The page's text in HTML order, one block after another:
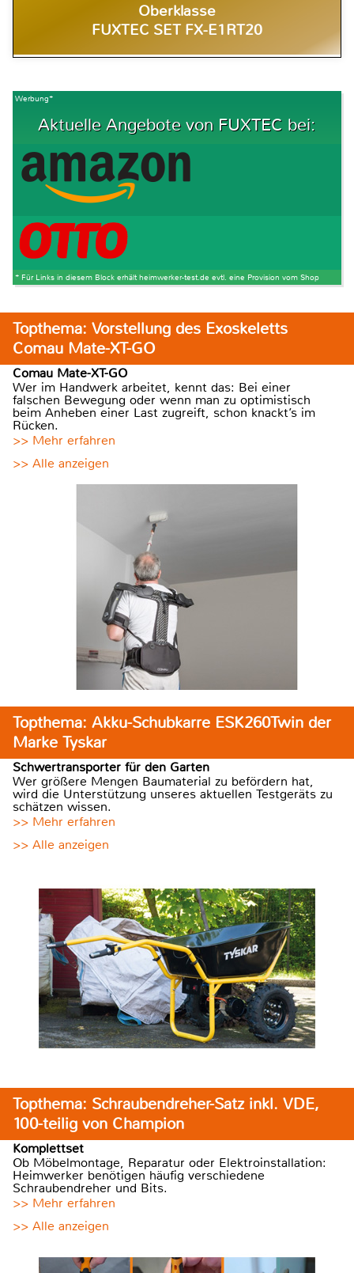
Oberklasse
FUXTEC SET FX-E1RT20
Werbung*
Aktuelle Angebote von FUXTEC bei:
* Für Links in diesem Block erhält heimwerker-test.de evtl. eine Provision vom Shop
Topthema: Vorstellung des Exoskeletts
Comau Mate-XT-GO
Comau Mate-XT-GO
Wer im Handwerk arbeitet, kennt das: Bei einer
falschen Bewegung oder wenn man zu optimistisch
beim Anheben einer Last zugreift, schon knackt’s im
Rücken.
>> Mehr erfahren
>> Alle anzeigen
Topthema: Akku-Schubkarre ESK260Twin der
Marke Tyskar
Schwertransporter für den Garten
Wer größere Mengen Baumaterial zu befördern hat,
wird die Unterstützung unseres aktuellen Testgeräts zu
schätzen wissen.
>> Mehr erfahren
>> Alle anzeigen
Topthema: Schraubendreher-Satz inkl. VDE,
100-teilig von Champion
Komplettset
Ob Möbelmontage, Reparatur oder Elektroinstallation:
Heimwerker benötigen häufig verschiedene
Schraubendreher und Bits.
>> Mehr erfahren
>> Alle anzeigen